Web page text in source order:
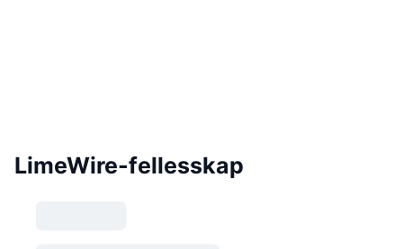
LimeWire-fellesskap